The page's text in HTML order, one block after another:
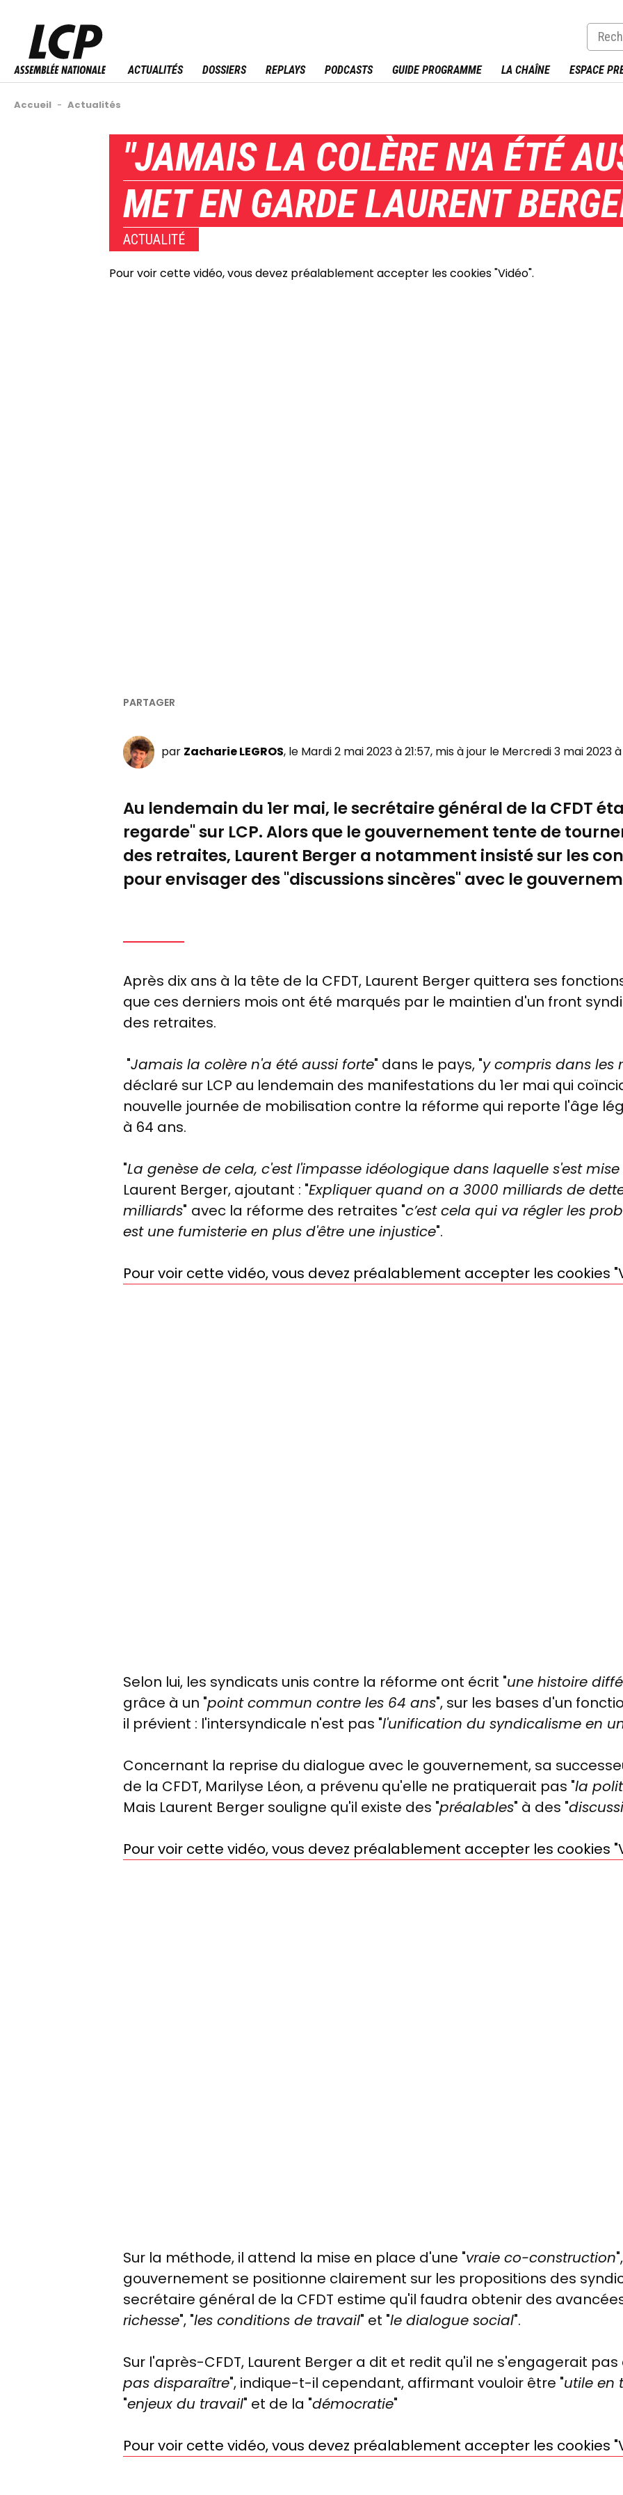
contenu
principal
ACTUALITÉS DOSSIERS REPLAYS PODCASTS GUIDE PROGRAMME LA CHAÎNE ESPACE
Fil
Accueil - Actualités
"JAMAIS LA COLÈRE N'A ÉTÉ
MET EN GARDE LAURENT
ACTUALITÉ
Pour voir cette vidéo, vous devez préalablement accepter les cookies "Vidéo".
par Zacharie LEGROS, le Mardi 2 mai 2023 à 21:57, mis à jour le Mercredi 3 mai 2023 à
Au lendemain du 1er mai, le secrétaire général de la CFDT
regarde" sur LCP. Alors que le gouvernement tente de
des retraites, Laurent Berger a notamment insisté sur les
pour envisager des "discussions sincères" avec le
Après dix ans à la tête de la CFDT, Laurent Berger quittera ses
que ces derniers mois ont été marqués par le maintien d'un front
des retraites.
"Jamais la colère n'a été aussi forte" dans le pays, "y compris dans les
déclaré sur LCP au lendemain des manifestations du 1er mai qui
nouvelle journée de mobilisation contre la réforme qui reporte l'âge
à 64 ans.
"La genèse de cela, c'est l'impasse idéologique dans laquelle s'est
Laurent Berger, ajoutant : "Expliquer quand on a 3000 milliards de
milliards" avec la réforme des retraites "c’est cela qui va régler les
est une fumisterie en plus d'être une injustice".
Pour voir cette vidéo, vous devez préalablement accepter les cookies
Selon lui, les syndicats unis contre la réforme ont écrit "une histoire
grâce à un "point commun contre les 64 ans", sur les bases d'un
il prévient : l'intersyndicale n'est pas "l'unification du syndicalisme en
Concernant la reprise du dialogue avec le gouvernement, sa
de la CFDT, Marilyse Léon, a prévenu qu'elle ne pratiquerait pas "la
Mais Laurent Berger souligne qu'il existe des "préalables" à des "
Pour voir cette vidéo, vous devez préalablement accepter les cookies
Sur la méthode, il attend la mise en place d'une "vraie co-construction
gouvernement se positionne clairement sur les propositions des
secrétaire général de la CFDT estime qu'il faudra obtenir des
richesse", "les conditions de travail" et "le dialogue social".
Sur l'après-CFDT, Laurent Berger a dit et redit qu'il ne s'engagerait pas
pas disparaître", indique-t-il cependant, affirmant vouloir être "utile en
"enjeux du travail" et de la "démocratie"
Pour voir cette vidéo, vous devez préalablement accepter les cookies